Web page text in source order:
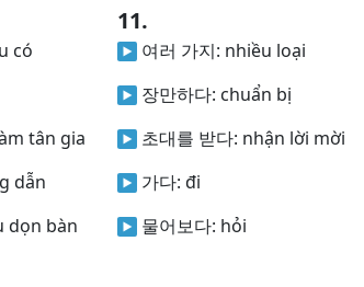
có
tân gia
dẫn
dọn bàn
11.
여러 가지: nhiều loại
장만하다: chuẩn bị
초대를 받다: nhận lời mời
가다: đi
물어보다: hỏi